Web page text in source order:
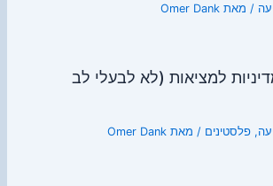
/ מאתOmer Dank
למציאות (לא לבעלי לב
,פלסטינים / מאתOmer Dank